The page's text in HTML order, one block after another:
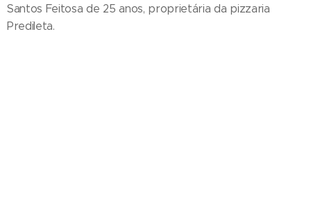
Santos Feitosa de 25 anos, proprietária da pizzaria
Predileta.